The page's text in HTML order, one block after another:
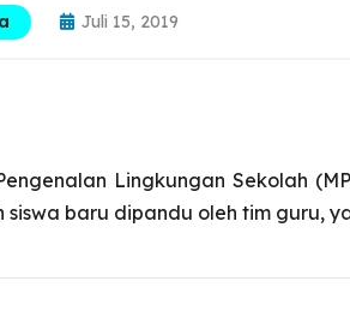
Juli 15, 2019
Lingkungan Sekolah
siswa baru dipandu oleh tim guru,